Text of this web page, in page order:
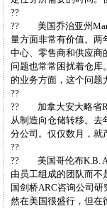
??
?? 美国乔治亚州
量方面非常有价值。两
中心、零售商和供应商
问题也常常困扰着仓库
的业务方面，这个问题
??
?? 加拿大安大略省
从制造向仓储转移。去
分公司。仅仅数月，就
??
?? 美国哥伦布K.B.
由员工组成的团队而不
国剑桥ARC咨询公司
然在美国很盛行，但在